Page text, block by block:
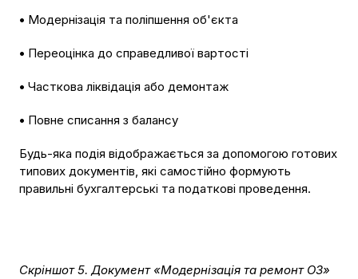
• Модернізація та поліпшення об'єкта
• Переоцінка до справедливої вартості
• Часткова ліквідація або демонтаж
• Повне списання з балансу
Будь-яка подія відображається за допомогою готових
типових документів, які самостійно формують
правильні бухгалтерські та податкові проведення.
Скріншот 5. Документ «Модернізація та ремонт ОЗ»